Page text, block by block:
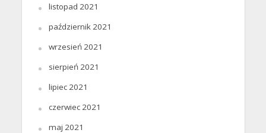
listopad 2021
październik 2021
wrzesień 2021
sierpień 2021
lipiec 2021
czerwiec 2021
maj 2021